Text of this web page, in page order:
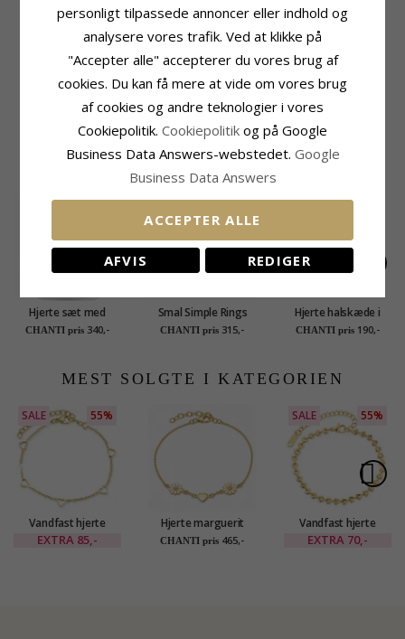
Vedhæng
Hjertevedhæng
Ædelmetal:Sølv
Blank
Fatning
Højde:10,1 mm
Bredde: 10,5 mm
Leveringstid
Leveringstid: 2-3 Hverdage
KUNDER DER HAR KØBT DENNE HAR
Hjerte sæt med
øreringe og
CHANTI pris 340,-
Smal Simple Rings
hjerte ring i forgyldt
CHANTI pris 315,-
Hjerte halskæde i
sølv med vedhæng i
CHANTI pris 190,-
MEST SOLGTE I KATEGORIEN
SALE 55%
Vandfast hjerte
armbånd i forgyldt
EXTRA 85,-
Hjerte marguerit
armbånd i forgyldt
CHANTI pris 465,-
SALE 55%
Vandfast hjerte
armbånd i forgyldt
EXTRA 70,-
personligt tilpassede annoncer eller indhold og
analysere vores trafik. Ved at klikke på
"Accepter alle" accepterer du vores brug af
cookies. Du kan få mere at vide om vores brug
af cookies og andre teknologier i vores
Cookiepolitik. Cookiepolitik og på Google
Business Data Answers-webstedet. Google
Business Data Answers
ACCEPTER ALLE
AFVIS REDIGER